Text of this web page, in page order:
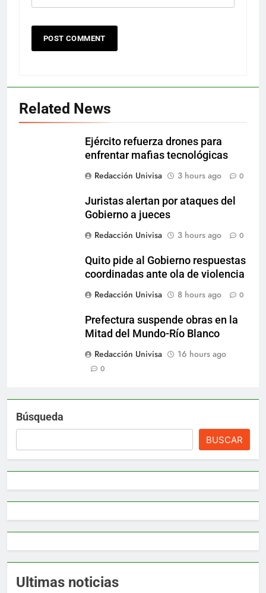
Related News
Ejército refuerza drones para
enfrentar mafias tecnológicas
Redacción Univisa
3 hours ago 0
Juristas alertan por ataques del
Gobierno a jueces
Redacción Univisa
3 hours ago 0
Quito pide al Gobierno respuestas
coordinadas ante ola de violencia
Redacción Univisa
8 hours ago 0
Prefectura suspende obras en la
Mitad del Mundo-Río Blanco
Redacción Univisa
16 hours ago
0
Búsqueda
BUSCAR
Ultimas noticias